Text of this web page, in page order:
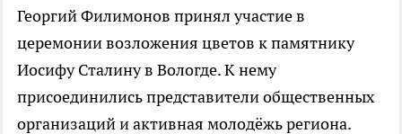
Георгий Филимонов принял участие в
церемонии возложения цветов к памятнику
Иосифу Сталину в Вологде. К нему
присоединились представители общественных
организаций и активная молодёжь региона.